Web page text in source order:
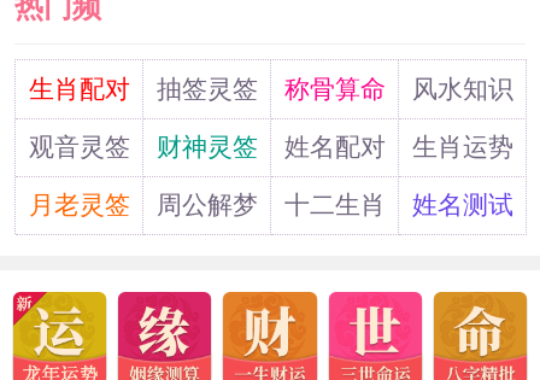
人，只要对方很厉害，自己就会捞到好
处，至于自己，他们也没有信心。
2022年属虎犯太岁的生肖 属蛇人犯
双重太岁
2021年太岁姓什么，太岁星君详解
热门频
道生肖配对 抽签灵签 称骨算命
风水知识
观音灵签
财神灵签 姓名配对
生肖运势
月老灵签
周公解梦 十二生肖 姓名测试